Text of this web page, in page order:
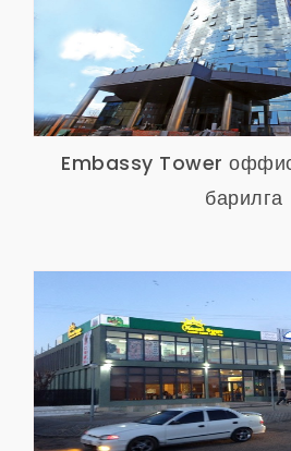
Embassy Tower
барилга